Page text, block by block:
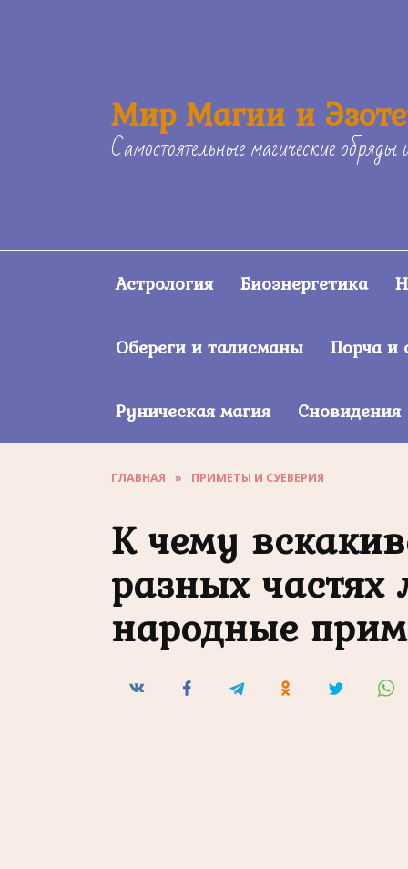
Мир Магии и
Самостоятельные магические
Астрология Биоэнергетика
Обереги и талисманы Порча и
Руническая магия Сновидения
ГЛАВНАЯ » ПРИМЕТЫ И СУЕВЕРИЯ
К чему
разных частях
народные